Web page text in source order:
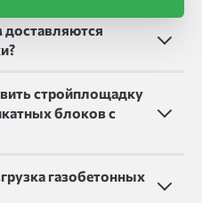
доставляются
стройплощадку
блоков с
газобетонных